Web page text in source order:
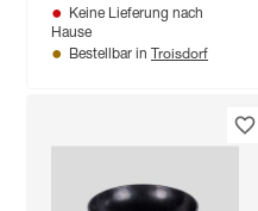
cmKeine Lieferung nach
Hause
Bestellbar in Troisdorf